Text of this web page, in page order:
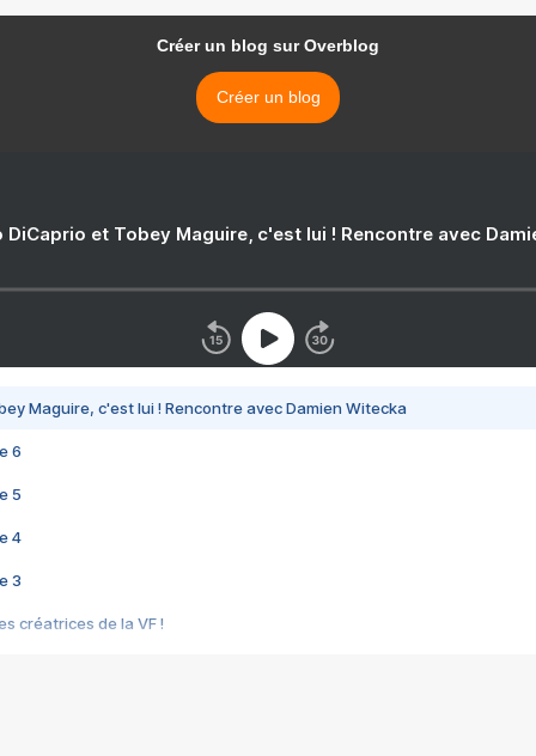
Créer un blog sur Overblog
Créer un blog
DiCaprio et Tobey Maguire, c'est lui ! Rencontre avec
Maguire, c'est lui ! Rencontre avec Damien Witecka
6
5
4
3
créatrices de la VF !